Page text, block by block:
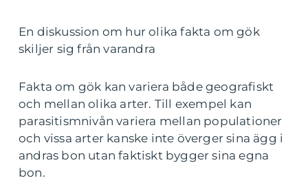
En diskussion om hur olika fakta om gök
skiljer sig från varandra
Fakta om gök kan variera både geografiskt
och mellan olika arter. Till exempel kan
parasitismnivån variera mellan populationer
och vissa arter kanske inte överger sina ägg i
andras bon utan faktiskt bygger sina egna
bon.